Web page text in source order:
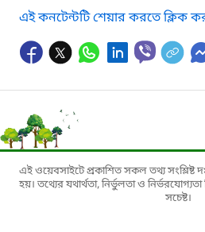
এই কনটেন্টটি শেয়ার করতে ক্লিক
এই ওয়েবসাইটে প্রকাশিত সকল তথ্য সংশ্লিষ্ট
হয়। তথ্যের যথার্থতা, নির্ভুলতা ও নির্ভরযোগ্যতা
সচেষ্ট।